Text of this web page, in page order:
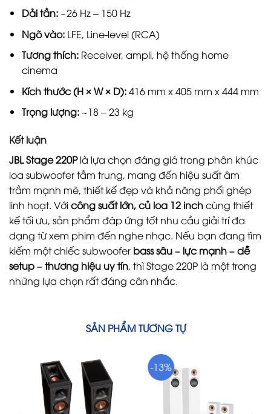
Dải tần:~26 Hz – 150 Hz
Ngõ vào:LFE, Line-level (RCA)
Tương thích:Receiver, ampli, hệ thống home
cinema
Kích thước (H × W × D):416 mm x 405 mm x 444 mm
Trọng lượng:~18 – 23 kg
Kết luận
JBL Stage 220Plà lựa chọn đáng giá trong phân khúc
loa subwoofer tầm trung, mang đến hiệu suất âm
trầm mạnh mẽ, thiết kế đẹp và khả năng phối ghép
linh hoạt. Vớicông suất lớn, củ loa 12 inchcùng thiết
kế tối ưu, sản phẩm đáp ứng tốt nhu cầu giải trí đa
dạng từ xem phim đến nghe nhạc. Nếu bạn đang tìm
kiếm một chiếc subwoofer bass sâu – lực mạnh – dễ
setup – thương hiệu uy tín, thì Stage 220P là một trong
những lựa chọn rất đáng cân nhắc.
SẢN PHẨM TƯƠNG TỰ
-13%